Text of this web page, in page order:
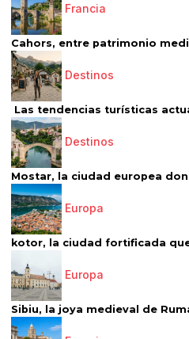
Francia
Cahors, entre patrimonio
Destinos
Las tendencias turísticas
Destinos
Mostar, la ciudad europea
Europa
kotor, la ciudad fortificada
Europa
Sibiu, la joya medieval de